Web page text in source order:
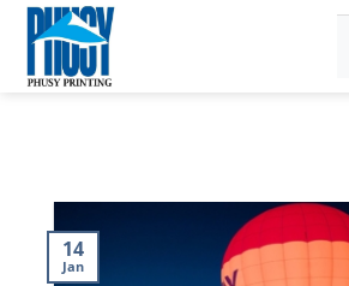
Skip
content
14
Jan